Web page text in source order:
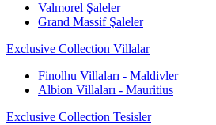
Valmorel Şaleler
Grand Massif Şaleler
Exclusive Collection Villalar
Finolhu Villaları - Maldivler
Albion Villaları - Mauritius
Exclusive Collection Tesisler